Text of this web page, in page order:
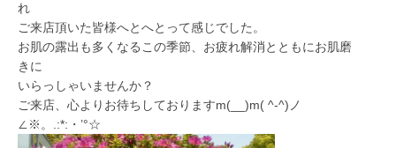
れ
ご来店頂いた皆様へとへとって感じでした。
お肌の露出も多くなるこの季節、お疲れ解消とともにお肌磨
きに
いらっしゃいませんか？
ご来店、心よりお待ちしておりますm(__)m( ^-^)ノ
∠※。.:*:・’°☆